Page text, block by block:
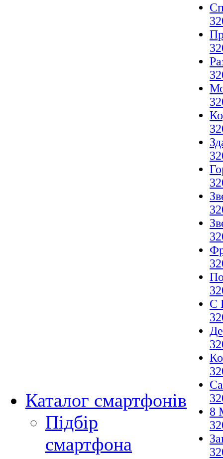
Каталог смартфонів
Підбір
смартфона
С
8